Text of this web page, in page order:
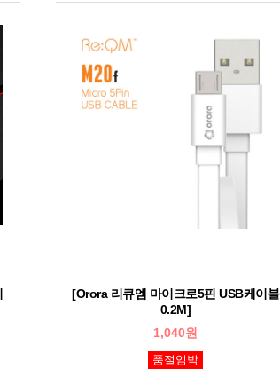
[Orora 리큐엠 마이크로5핀 USB케이블
0.2M]
1,040원
품절임박